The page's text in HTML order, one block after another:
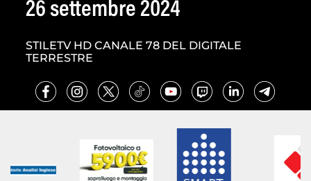
26 settembre 2024
STILETV HD CANALE 78 DEL DIGITALE
TERRESTRE